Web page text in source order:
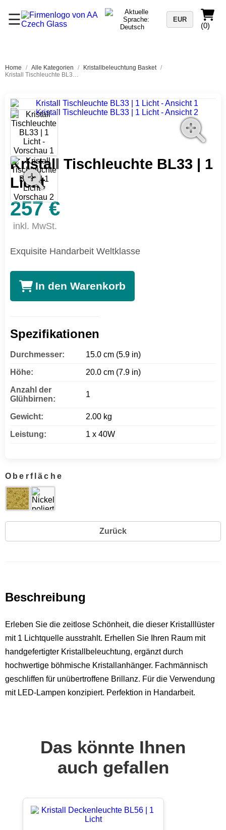
☰ EUR
(0)
Home / Alle Kategorien / Kristallbeleuchtung Basket /
Kristall Tischleuchte BL33 | 1 Licht
Kristall Tischleuchte BL33 | 1
Licht
257 €
inkl. MwSt.
Exquisite Handarbeit Weltklasse
In den Warenkorb
Spezifikationen
Durchmesser: 15.0 cm (5.9 in)
Höhe: 20.0 cm (7.9 in)
Anzahl der
Glühbirnen:
1
Gewicht: 2.00 kg
Leistung: 1 x 40W
Oberfläche
Zurück
Beschreibung
Erleben Sie die zeitlose Schönheit, die dieser Kristalllüster
mit 1 Lichtquelle ausstrahlt. Erhellen Sie Ihren Raum mit
handgefertigter Kristallbeleuchtung, ergänzt durch
hochwertige böhmische Kristallanhänger. Fachmännisch
geschliffen für unübertroffene Brillanz. Für die Verwendung
mit LED-Lampen konzipiert. Perfektion in Handarbeit.
Das könnte Ihnen
auch gefallen